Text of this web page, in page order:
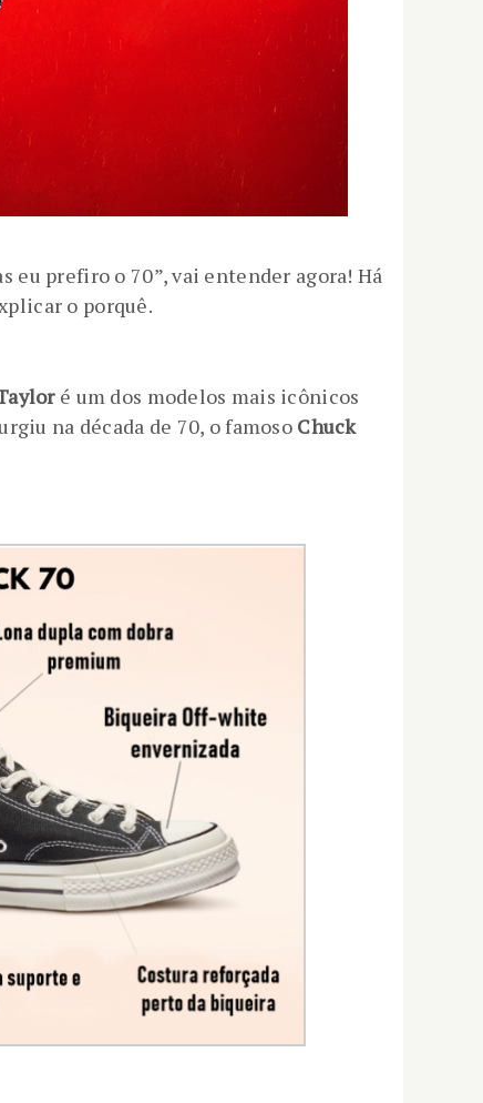
eu prefiro o 70”, vai entender agora! Há
o porquê.
é um dos modelos mais icônicos
na década de 70, o famoso Chuck